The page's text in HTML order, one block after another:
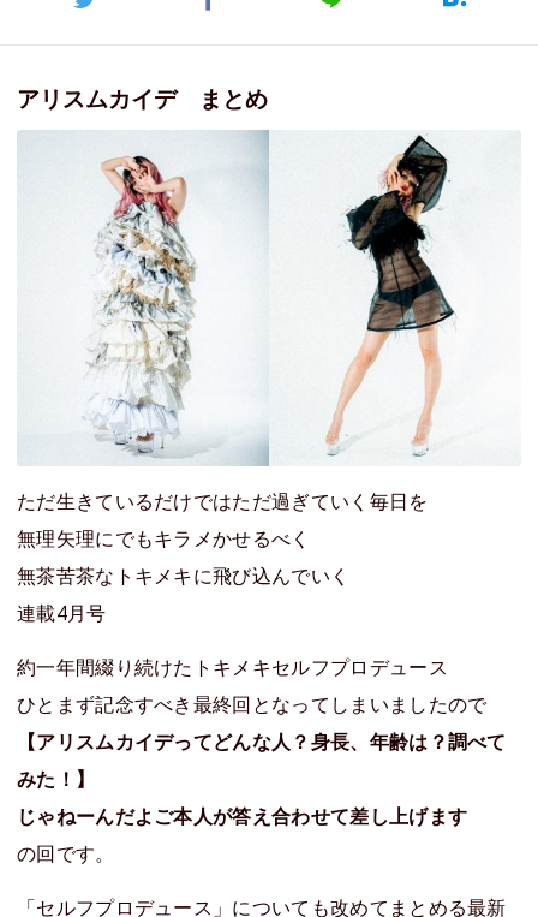
アリスムカイデ まとめ
ただ生きているだけではただ過ぎていく毎日を
無理矢理にでもキラメかせるべく
無茶苦茶なトキメキに飛び込んでいく
連載4月号
約一年間綴り続けたトキメキセルフプロデュース
ひとまず記念すべき最終回となってしまいましたので
【アリスムカイデってどんな人？身長、年齢は？調べて
みた！】
じゃねーんだよご本人が答え合わせて差し上げます
の回です。
「セルフプロデュース」についても改めてまとめる最新